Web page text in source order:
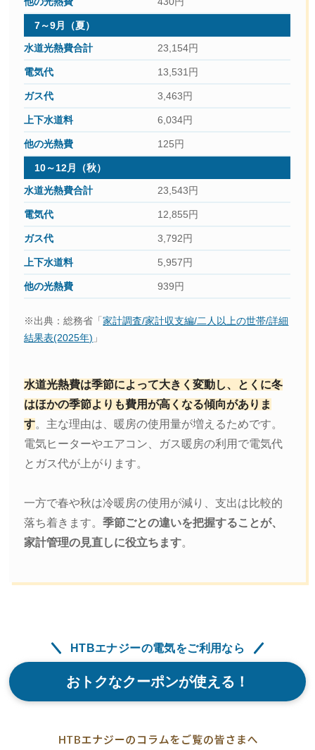
7～9月（夏）
23,154円
13,531円
3,463円
6,034円
125円
10～12月（秋）
23,543円
12,855円
3,792円
5,957円
939円
※出典：総務省「家計調査/家計収支編/二人以上の世帯/詳細
結果表(2025年) 」
水道光熱費は季節によって大きく変動し、とくに冬
はほかの季節よりも費用が高くなる傾向がありま
す。主な理由は、暖房の使用量が増えるためです。
電気ヒーターやエアコン、ガス暖房の利用で電気代
とガス代が上がります。
一方で春や秋は冷暖房の使用が減り、支出は比較的
落ち着きます。季節ごとの違いを把握することが、
家計管理の見直しに役立ちます。
HTBエナジーの電気をご利用なら
おトクなクーポンが使える！